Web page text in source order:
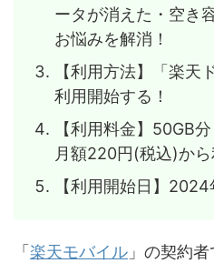
ータが消えた・空き
お悩みを解消！
【利用方法】「楽天
利用開始する！
【利用料金】50GB
月額220円(税込)から
【利用開始日】
「 楽天モバイル 」の契約